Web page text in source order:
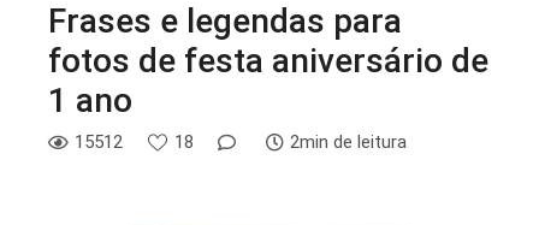
Frases e legendas para
fotos de festa aniversário de
1 ano
15512 18 2min de leitura